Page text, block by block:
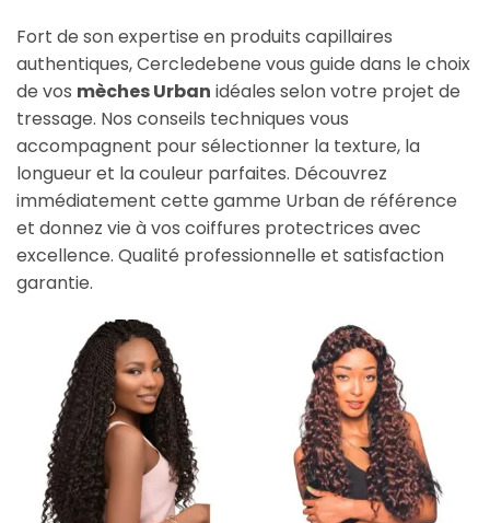
Fort de son expertise en produits capillaires
authentiques, Cercledebene vous guide dans le choix
de vos mèches Urban idéales selon votre projet de
tressage. Nos conseils techniques vous
accompagnent pour sélectionner la texture, la
longueur et la couleur parfaites. Découvrez
immédiatement cette gamme Urban de référence
et donnez vie à vos coiffures protectrices avec
excellence. Qualité professionnelle et satisfaction
garantie.